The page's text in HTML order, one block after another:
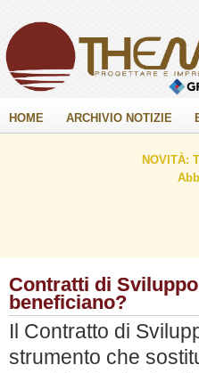
HOME ARCHIVIO NOTIZIE
NOVITÀ:
Contratti di
beneficiano?
Il Contratto di
strumento che